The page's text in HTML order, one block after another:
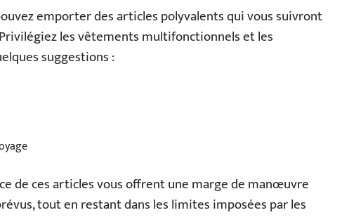
emporter des articles polyvalents qui vous suivront
les vêtements multifonctionnels et les
suggestions :
de ces articles vous offrent une marge de manœuvre
tout en restant dans les limites imposées par les